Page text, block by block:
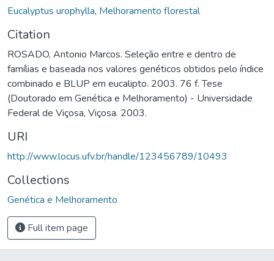
Eucalyptus urophylla, Melhoramento florestal
Citation
ROSADO, Antonio Marcos. Seleção entre e dentro de
famílias e baseada nos valores genéticos obtidos pelo índice
combinado e BLUP em eucalipto. 2003. 76 f. Tese
(Doutorado em Genética e Melhoramento) - Universidade
Federal de Viçosa, Viçosa. 2003.
URI
http://www.locus.ufv.br/handle/123456789/10493
Collections
Genética e Melhoramento
Full item page